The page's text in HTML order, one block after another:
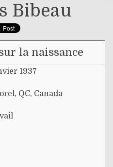
Bibeau
la naissance
1937
QC, Canada